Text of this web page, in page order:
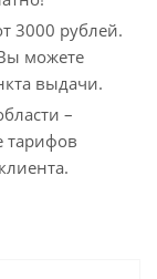
3000 рублей.
можете
выдачи.
–
тарифов